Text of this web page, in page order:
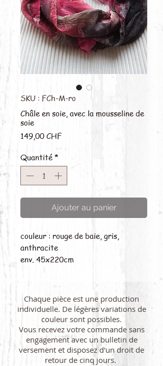
SKU : FCh-M-ro
Châle en soie, avec la mousseline de
soie
149,00 CHFPrix
Quantité *
Ajouter au panier
couleur : rouge de baie, gris,
anthracite
env. 45x220cm
Chaque pièce est une production
individuelle. De légères variations de
couleur sont possibles.
Vous recevez votre commande sans
engagement avec un bulletin de
versement et disposez d'un droit de
retour de cinq jours.